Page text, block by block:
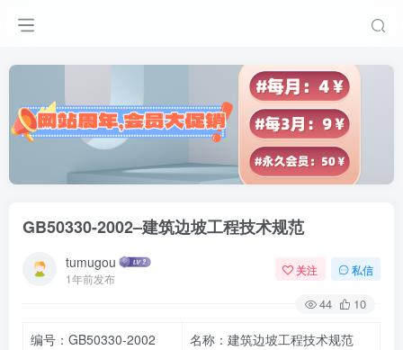
GB50330-2002–建筑边坡工程技术规范
tumugou
1年前发布
关注 私信
44 10
编号：GB50330-2002
名称：建筑边坡工程技术规范